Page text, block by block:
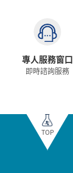
專人服務窗口
即時諮詢服務
TOP